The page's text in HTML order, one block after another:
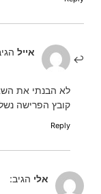
אייל
לא הבנתי את
קובץ הפרישה
Reply
אלי הגיב: